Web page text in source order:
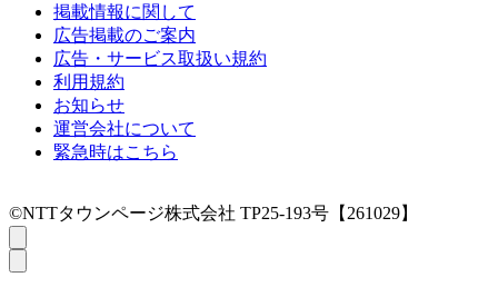
掲載情報に関して
広告掲載のご案内
広告・サービス取扱い規約
利用規約
お知らせ
運営会社について
緊急時はこちら
©NTTタウンページ株式会社 TP25-193号【261029】